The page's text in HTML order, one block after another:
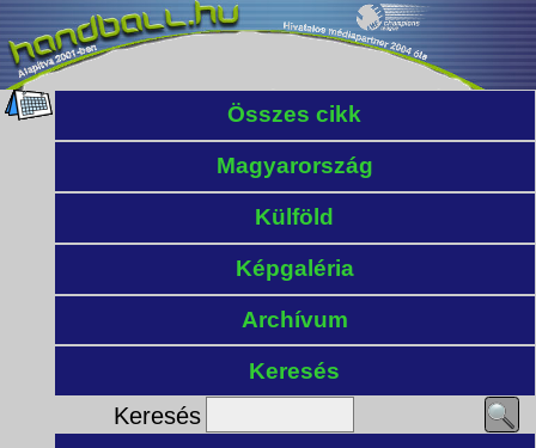
Összes cikk
Magyarország
Külföld
Képgaléria
Archívum
Keresés
Keresés